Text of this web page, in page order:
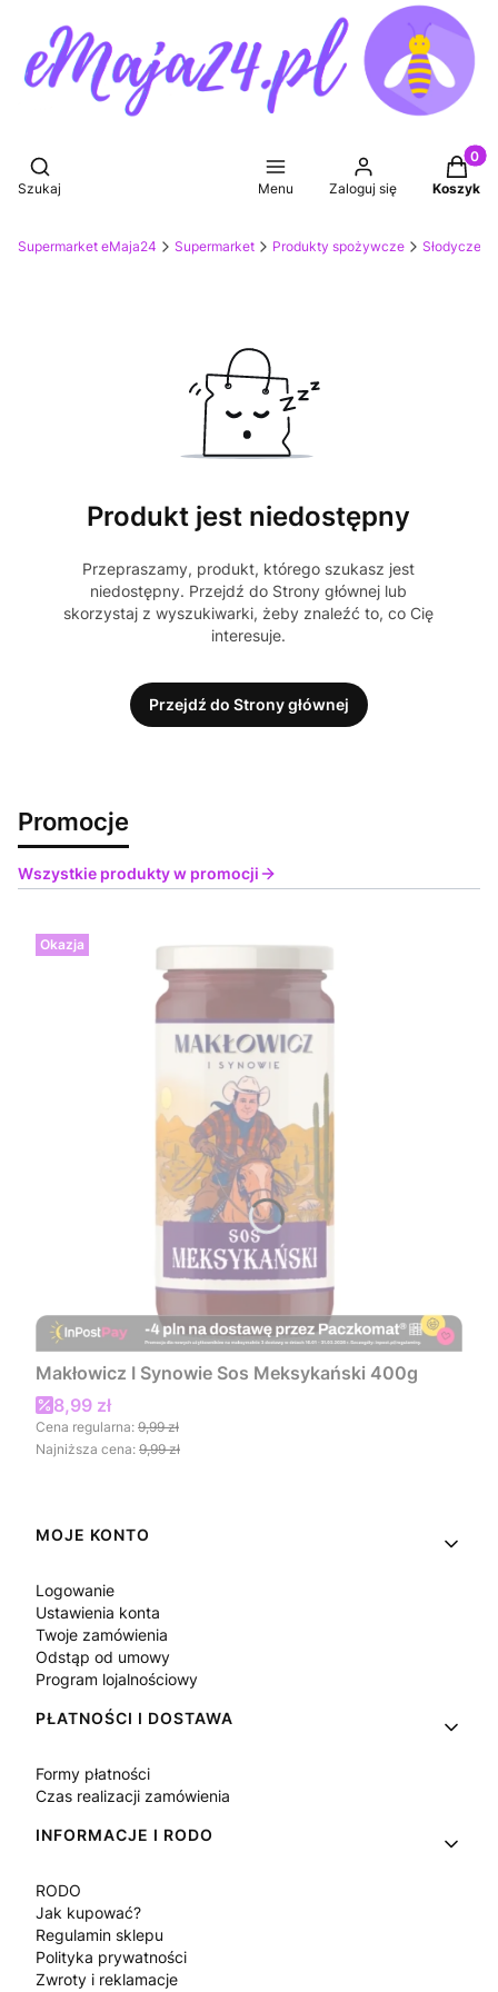
Otwórz wyszukiwarkę
Szukaj Menu Zaloguj się Koszyk
Supermarket eMaja24 Supermarket Produkty spożywcze Słodycze,
Produkt jest niedostępny
Przepraszamy, produkt, którego szukasz jest
niedostępny. Przejdź do Strony głównej lub
skorzystaj z wyszukiwarki, żeby znaleźć to, co Cię
interesuje.
Przejdź do Strony głównej
Promocje
Wszystkie produkty w promocji
Okazja
Makłowicz I Synowie Sos Meksykański 400g
Cena promocyjna
8,99 zł
Cena regularna: 9,99 zł
Najniższa cena: 9,99 zł
Linki w stopce
MOJE KONTO
Logowanie
Ustawienia konta
Twoje zamówienia
Odstąp od umowy
Program lojalnościowy
PŁATNOŚCI I DOSTAWA
Formy płatności
Czas realizacji zamówienia
INFORMACJE I RODO
RODO
Jak kupować?
Regulamin sklepu
Polityka prywatności
Zwroty i reklamacje